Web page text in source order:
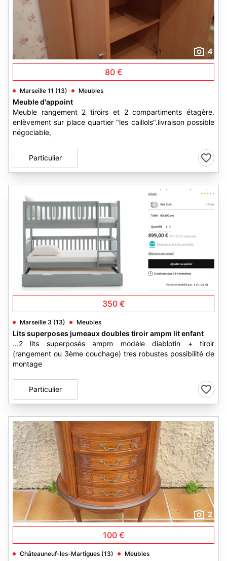
4
80 €
Marseille 11 (13) Meubles
Meuble d'appoint
Meuble rangement 2 tiroirs et 2 compartiments étagère.
enlèvement sur place quartier "les caillols".livraison possible
négociable,
Particulier
350 €
Marseille 3 (13) Meubles
Lits superposes jumeaux doubles tiroir ampm lit enfant
...2 lits superposés ampm modèle diablotin + tiroir
(rangement ou 3ème couchage) tres robustes possibilité de
montage
Particulier
2
100 €
Châteauneuf-les-Martigues (13) Meubles